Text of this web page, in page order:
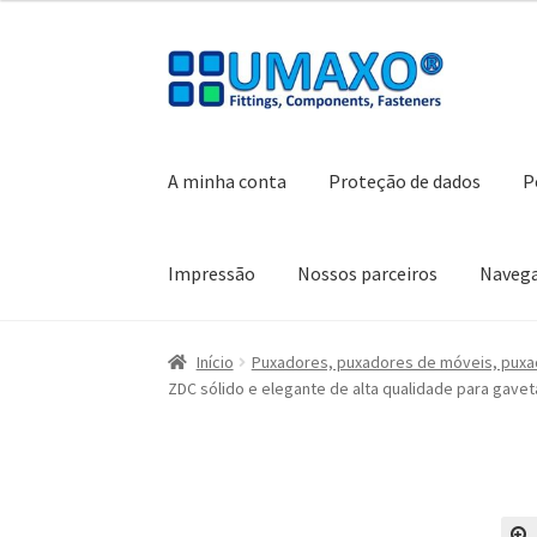
Ir
para
Saltar
para
A minha conta
Proteção de dados
Impressão Nossos parceiros
Início A minha conta Caixa registadora
Início
Puxadores, puxadores de móveis,
ZDC sólido e elegante de alta qualidade para